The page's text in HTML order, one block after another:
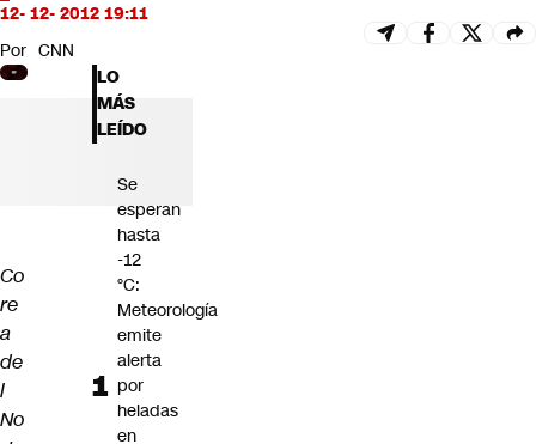
CNN tiempo
Futuro 360
Opinión
12- 12- 2012 19:11
Por CNN
Co
re
a
de
l
No
LO
MÁS
LEÍDO
Se
esperan
hasta
-12
°C:
Meteorología
emite
alerta
por
heladas
en